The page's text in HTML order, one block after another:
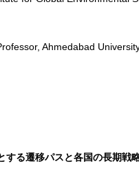
Ahmedabad
る遷移パスと各国の長期戦